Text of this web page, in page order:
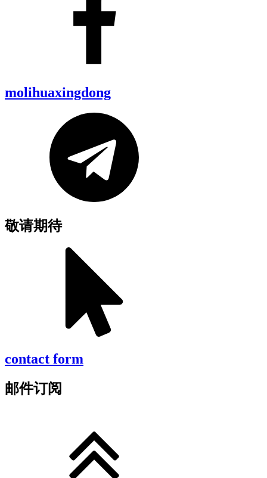
molihuaxingdong
敬请期待
contact form
邮件订阅